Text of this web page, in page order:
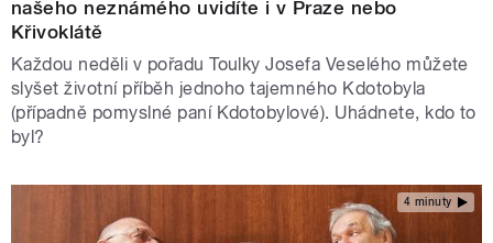
našeho neznámého uvidíte i v Praze nebo
Křivoklátě
Každou neděli v pořadu Toulky Josefa Veselého můžete
slyšet životní příběh jednoho tajemného Kdotobyla
(případně pomyslné paní Kdotobylové). Uhádnete, kdo to
byl?
4 minuty